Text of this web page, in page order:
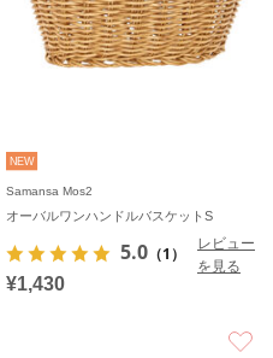
NEW
Samansa Mos2
オーバルワンハンドルバスケットS
5.0 （1）
レビュー
を見る
¥1,430